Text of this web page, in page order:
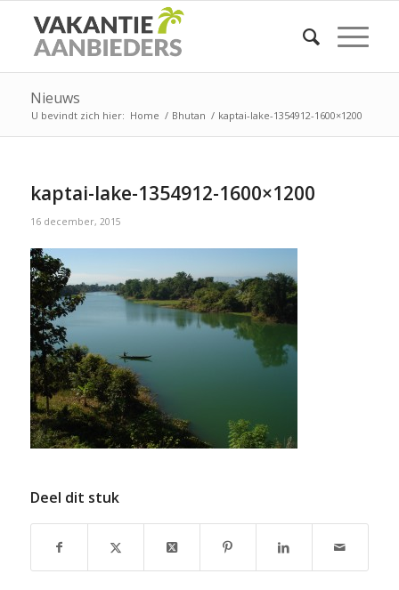
Nieuws
U bevindt zich hier: Home / Bhutan / kaptai-lake-1354912-1600×1200
kaptai-lake-1354912-1600×1200
16 december, 2015
Deel dit stuk